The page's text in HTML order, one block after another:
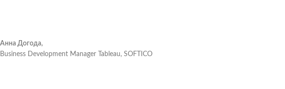
Анна Догода,
Business Development Manager Tableau, SOFTICO